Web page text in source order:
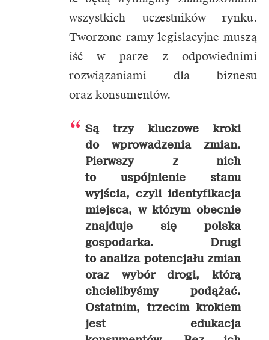
wszystkich uczestników rynku.
Tworzone ramy legislacyjne muszą
iść w parze z odpowiednimi
rozwiązaniami dla biznesu
oraz konsumentów.
Są trzy kluczowe kroki
do wprowadzenia zmian.
Pierwszy z nich
to uspójnienie stanu
wyjścia, czyli identyfikacja
miejsca, w którym obecnie
znajduje się polska
gospodarka. Drugi
to analiza potencjału zmian
oraz wybór drogi, którą
chcielibyśmy podążać.
Ostatnim, trzecim krokiem
jest edukacja